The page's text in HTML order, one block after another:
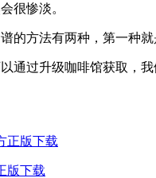
很惨淡。
方法有两种，第一种就
过升级咖啡馆获取，我
版下载